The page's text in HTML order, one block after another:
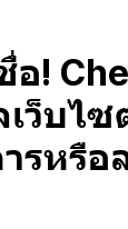
อ!
เว็บไ
รหรือ